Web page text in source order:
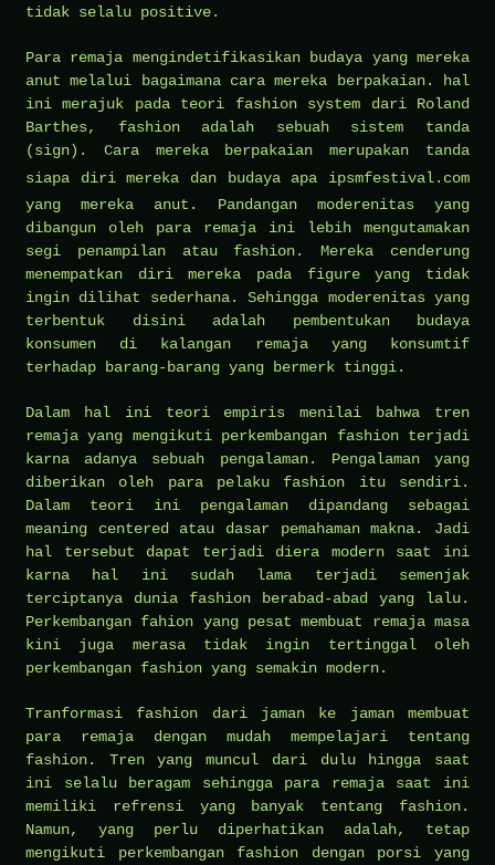
tidak selalu positive.
Para remaja mengindetifikasikan budaya yang mereka
anut melalui bagaimana cara mereka berpakaian. hal
ini merajuk pada teori fashion system dari Roland
Barthes, fashion adalah sebuah sistem tanda
(sign). Cara mereka berpakaian merupakan tanda
siapa diri mereka dan budaya apa ipsmfestival.com
yang mereka anut. Pandangan moderenitas yang
dibangun oleh para remaja ini lebih mengutamakan
segi penampilan atau fashion. Mereka cenderung
menempatkan diri mereka pada figure yang tidak
ingin dilihat sederhana. Sehingga moderenitas yang
terbentuk disini adalah pembentukan budaya
konsumen di kalangan remaja yang konsumtif
terhadap barang-barang yang bermerk tinggi.
Dalam hal ini teori empiris menilai bahwa tren
remaja yang mengikuti perkembangan fashion terjadi
karna adanya sebuah pengalaman. Pengalaman yang
diberikan oleh para pelaku fashion itu sendiri.
Dalam teori ini pengalaman dipandang sebagai
meaning centered atau dasar pemahaman makna. Jadi
hal tersebut dapat terjadi diera modern saat ini
karna hal ini sudah lama terjadi semenjak
terciptanya dunia fashion berabad-abad yang lalu.
Perkembangan fahion yang pesat membuat remaja masa
kini juga merasa tidak ingin tertinggal oleh
perkembangan fashion yang semakin modern.
Tranformasi fashion dari jaman ke jaman membuat
para remaja dengan mudah mempelajari tentang
fashion. Tren yang muncul dari dulu hingga saat
ini selalu beragam sehingga para remaja saat ini
memiliki refrensi yang banyak tentang fashion.
Namun, yang perlu diperhatikan adalah, tetap
mengikuti perkembangan fashion dengan porsi yang